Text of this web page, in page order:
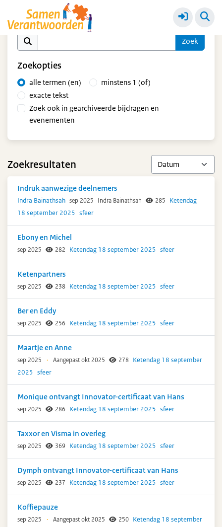
Ketendag 18 september 2025
Zoek op inhoud
Zoekopties
alle termen (en)
minstens 1 (of)
exacte tekst
Zoek ook in gearchiveerde bijdragen en
evenementen
Zoekresultaten
Indruk aanwezige deelnemers
Indra Bainathsah sep 2025 Indra Bainathsah 285
Ketendag
18 september 2025 sfeer
Ebony en Michel
sep 2025 282 Ketendag 18 september 2025 sfeer
Ketenpartners
sep 2025 238 Ketendag 18 september 2025 sfeer
Ber en Eddy
sep 2025 256 Ketendag 18 september 2025 sfeer
Maartje en Anne
sep 2025 · Aangepast okt 2025 278 Ketendag 18 september
2025 sfeer
Monique ontvangt Innovator-certificaat van Hans
sep 2025 286 Ketendag 18 september 2025 sfeer
Taxxor en Visma in overleg
sep 2025 369 Ketendag 18 september 2025 sfeer
Dymph ontvangt Innovator-certificaat van Hans
sep 2025 237 Ketendag 18 september 2025 sfeer
Koffiepauze
sep 2025 · Aangepast okt 2025 250 Ketendag 18 september